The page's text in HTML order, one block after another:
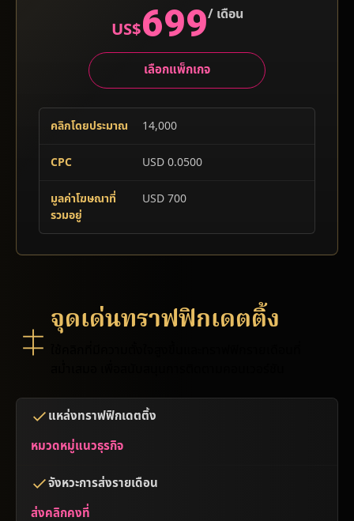
US$699/ เดือน
เลือกแพ็กเกจ
คลิกโดยประมาณ 14,000
CPC USD 0.0500
มูลค่าโฆษณาที่
รวมอยู่
USD 700
จุดเด่นทราฟฟิกเดตติ้ง
แหล่งทราฟฟิกเดตติ้ง
หมวดหมู่แนวธุรกิจ
จังหวะการส่งรายเดือน
ส่งคลิกคงที่